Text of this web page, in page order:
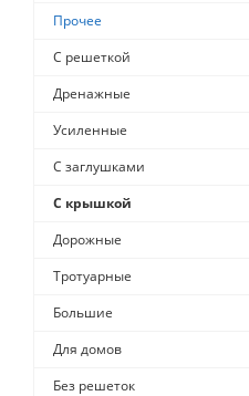
Прочее
С решеткой
Дренажные
Усиленные
С заглушками
С крышкой
Дорожные
Тротуарные
Большие
Для домов
Без решеток